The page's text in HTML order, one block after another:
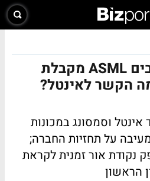
ענקית ציוד השבבים ASML מקבלת
הקשר לאינטל?
וסמסונג במכונות
על תחזיות החברה;
נקודת אור זמנית לקראת
הראשון